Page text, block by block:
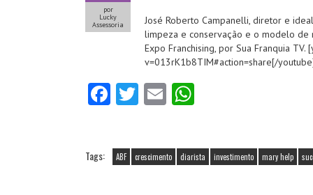
por
Lucky
Assessoria
José Roberto Campanelli, diretor e
limpeza e conservação e o modelo de
Expo Franchising, por Sua Franquia
v=013rK1b8TIM#action=share[/
Fa
o
T
er
E
l A
Tags: ABF crescimento diarista investimento mary help